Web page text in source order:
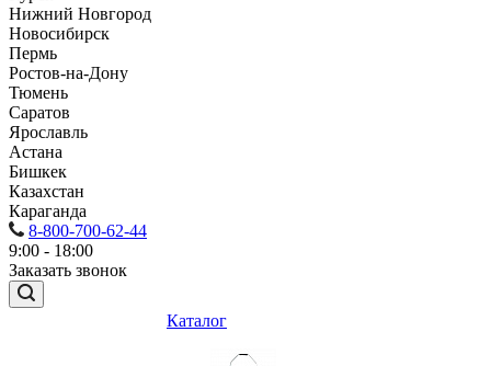
Нижний Новгород
Новосибирск
Пермь
Ростов-на-Дону
Тюмень
Саратов
Ярославль
Астана
Бишкек
Казахстан
Караганда
8-800-700-62-44
9:00 - 18:00
Заказать звонок
Каталог